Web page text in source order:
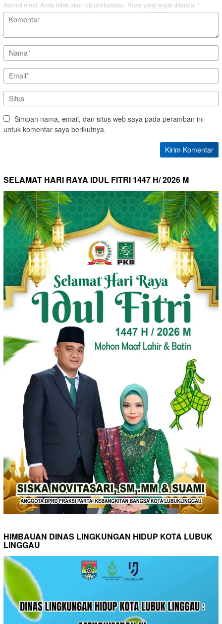
Alamat email Anda tidak akan dipublikasikan. Ruas yang wajib ditandai *
Simpan nama, email, dan situs web saya pada peramban ini
untuk komentar saya berikutnya.
SELAMAT HARI RAYA IDUL FITRI 1447 H/ 2026 M
HIMBAUAN DINAS LINGKUNGAN HIDUP KOTA LUBUK
LINGGAU